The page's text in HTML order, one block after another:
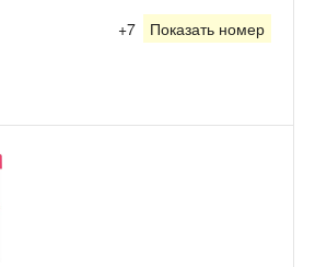
+7 Показать номер